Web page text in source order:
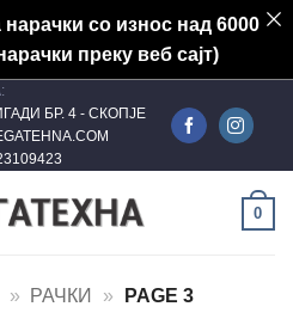
со износ над 6000
преку веб сајт)
БР. 4 - СКОПЈЕ
0
» РАЧКИ » PAGE 3